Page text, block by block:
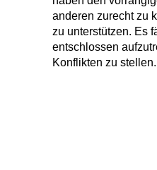
anderen zurecht zu
zu unterstützen. Es
entschlossen
Konflikten zu stellen.